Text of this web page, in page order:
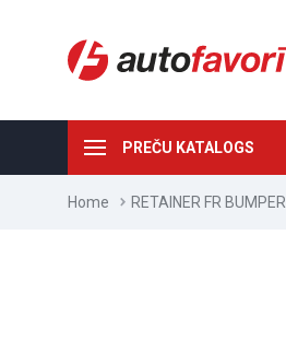
PREČU KATALOGS
Home RETAINER FR BUMPER